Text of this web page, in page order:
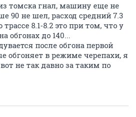
томска гнал, машину еще не
90 не шел, расход средний 7.3
8.1-8.2 это при том, что у
обгонах до 140...
после обгона первой
обгоняет в режиме черепахи, я
не так давно за таким по